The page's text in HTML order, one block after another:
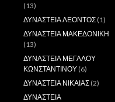
(13)
ΔΥΝΑΣΤΕΙΑ ΛΕΟΝΤΟΣ (1)
ΔΥΝΑΣΤΕΙΑ ΜΑΚΕΔΟΝΙΚΗ
(13)
ΔΥΝΑΣΤΕΙΑ ΜΕΓΑΛΟΥ
ΚΩΝΣΤΑΝΤΙΝΟΥ (6)
ΔΥΝΑΣΤΕΙΑ ΝΙΚΑΙΑΣ (2)
ΔΥΝΑΣΤΕΙΑ